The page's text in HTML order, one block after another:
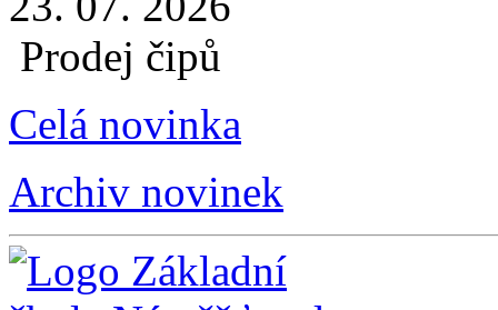
Prodej čipů
Celá novinka
Archiv novinek